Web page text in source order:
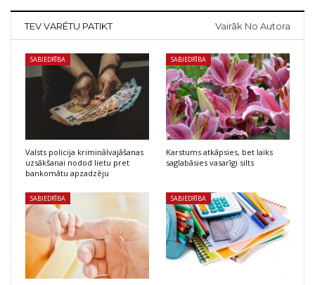
TEV VARĒTU PATIKT Vairāk No Autora
SABIEDRĪBA
Valsts policija kriminālvajāšanas
uzsākšanai nodod lietu pret
bankomātu apzadzēju
SABIEDRĪBA
Karstums atkāpsies, bet laiks
saglabāsies vasarīgi silts
SABIEDRĪBA SABIEDRĪBA